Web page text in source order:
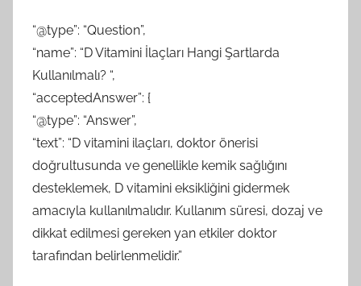
“@type”: “Question”,
“name”: “D Vitamini İlaçları Hangi Şartlarda
Kullanılmalı? “,
“acceptedAnswer”: {
“@type”: “Answer”,
“text”: “D vitamini ilaçları, doktor önerisi
doğrultusunda ve genellikle kemik sağlığını
desteklemek, D vitamini eksikliğini gidermek
amacıyla kullanılmalıdır. Kullanım süresi, dozaj ve
dikkat edilmesi gereken yan etkiler doktor
tarafından belirlenmelidir.”